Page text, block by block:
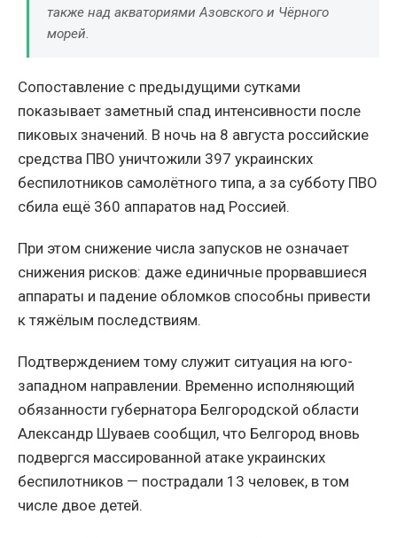
также над акваториями Азовского и Чёрного
морей.
Сопоставление с предыдущими сутками
показывает заметный спад интенсивности после
пиковых значений. В ночь на 8 августа российские
средства ПВО уничтожили 397 украинских
беспилотников самолётного типа, а за субботу ПВО
сбила ещё 360 аппаратов над Россией.
При этом снижение числа запусков не означает
снижения рисков: даже единичные прорвавшиеся
аппараты и падение обломков способны привести
к тяжёлым последствиям.
Подтверждением тому служит ситуация на юго-
западном направлении. Временно исполняющий
обязанности губернатора Белгородской области
Александр Шуваев сообщил, что Белгород вновь
подвергся массированной атаке украинских
беспилотников — пострадали 13 человек, в том
числе двое детей.